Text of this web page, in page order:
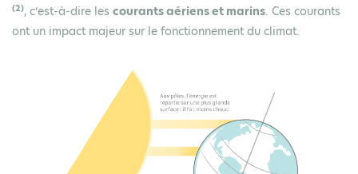
(2), c’est-à-dire les courants aériens et marins. Ces courants
ont un impact majeur sur le fonctionnement du climat.